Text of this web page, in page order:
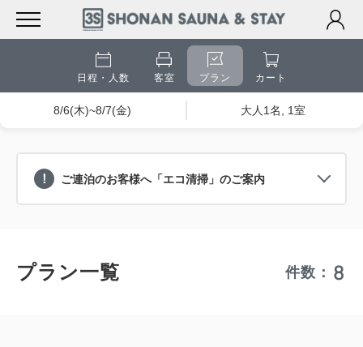
日程・人数 客室 プラン カート
8/6(木)~8/7(金) 大人1名, 1室
ご連泊のお客様へ「エコ清掃」のご案内
プラン一覧 件数： 8